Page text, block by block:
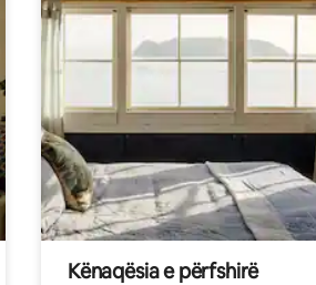
Kënaqësia e përfshirë